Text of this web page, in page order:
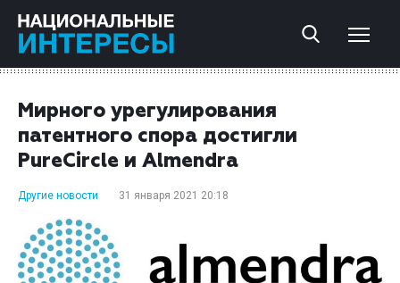
Мирного урегулирования
патентного спора достигли
PureCircle и Almendra
Другие новости 31 января 2021 20:18